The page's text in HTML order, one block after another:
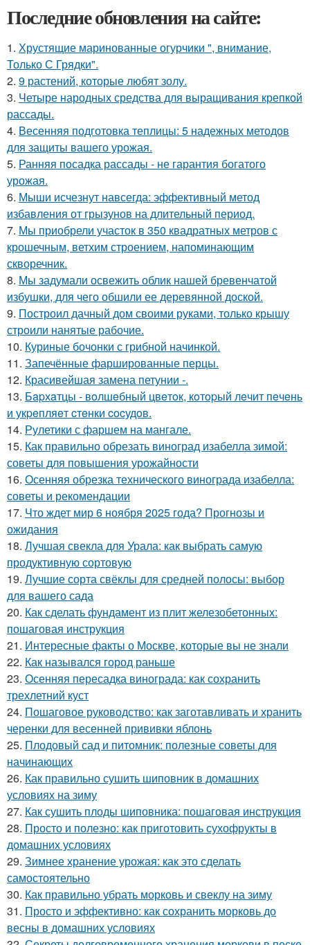
Последние обновления на сайте:
1. Хрустящие маринованные огурчики ", внимание,
Только С Грядки".
2. 9 растений, которые любят золу.
3. Четыре народных средства для выращивания крепкой
рассады.
4. Весенняя подготовка теплицы: 5 надежных методов
для защиты вашего урожая.
5. Ранняя посадка рассады - не гарантия богатого
урожая.
6. Мыши исчезнут навсегда: эффективный метод
избавления от грызунов на длительный период.
7. Мы приобрели участок в 350 квадратных метров с
крошечным, ветхим строением, напоминающим
скворечник.
8. Мы задумали освежить облик нашей бревенчатой
избушки, для чего обшили ее деревянной доской.
9. Построил дачный дом своими руками, только крышу
строили нанятые рабочие.
10. Куриные бочонки с грибной начинкой.
11. Запечённые фаршированные перцы.
12. Красивейшая замена петунии -.
13. Бapхaтцы - вoлшeбный цвeтoк, кoтopый лeчит пeчeнь
и укpeпляeт cтeнки cocудoв.
14. Рулетики с фаршем на мангале.
15. Как правильно обрезать виноград изабелла зимой:
советы для повышения урожайности
16. Осенняя обрезка технического винограда изабелла:
советы и рекомендации
17. Что ждет мир 6 ноября 2025 года? Прогнозы и
ожидания
18. Лучшая свекла для Урала: как выбрать самую
продуктивную сортовую
19. Лучшие сорта свёклы для средней полосы: выбор
для вашего сада
20. Как сделать фундамент из плит железобетонных:
пошаговая инструкция
21. Интересные факты о Москве, которые вы не знали
22. Как назывался город раньше
23. Осенняя пересадка винограда: как сохранить
трехлетний куст
24. Пошаговое руководство: как заготавливать и хранить
черенки для весенней прививки яблонь
25. Плодовый сад и питомник: полезные советы для
начинающих
26. Как правильно сушить шиповник в домашних
условиях на зиму
27. Как сушить плоды шиповника: пошаговая инструкция
28. Просто и полезно: как приготовить сухофрукты в
домашних условиях
29. Зимнее хранение урожая: как это сделать
самостоятельно
30. Как правильно убрать морковь и свеклу на зиму
31. Просто и эффективно: как сохранить морковь до
весны в домашних условиях